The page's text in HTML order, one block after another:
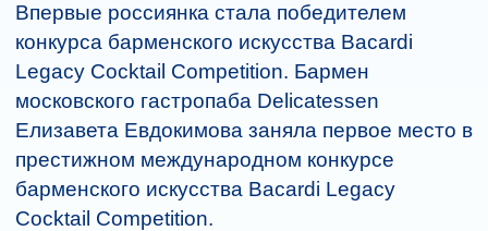
Впервые россиянка стала победителем
конкурса барменского искусства Bacardi
Legacy Cocktail Competition. Бармен
московского гастропаба Delicatessen
Елизавета Евдокимова заняла первое место в
престижном международном конкурсе
барменского искусства Bacardi Legacy
Cocktail Competition.